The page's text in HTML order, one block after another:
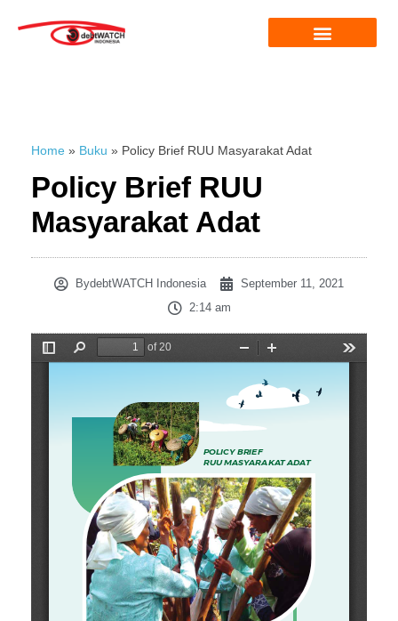
Home » Buku » Policy Brief RUU Masyarakat Adat
Policy Brief RUU
Masyarakat Adat
BydebtWATCH Indonesia
September 11, 2021
2:14 am